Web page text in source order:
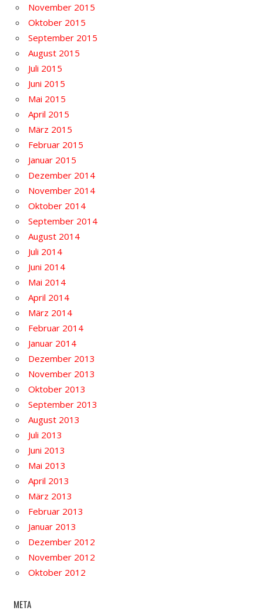
November 2015
Oktober 2015
September 2015
August 2015
Juli 2015
Juni 2015
Mai 2015
April 2015
März 2015
Februar 2015
Januar 2015
Dezember 2014
November 2014
Oktober 2014
September 2014
August 2014
Juli 2014
Juni 2014
Mai 2014
April 2014
März 2014
Februar 2014
Januar 2014
Dezember 2013
November 2013
Oktober 2013
September 2013
August 2013
Juli 2013
Juni 2013
Mai 2013
April 2013
März 2013
Februar 2013
Januar 2013
Dezember 2012
November 2012
Oktober 2012
META